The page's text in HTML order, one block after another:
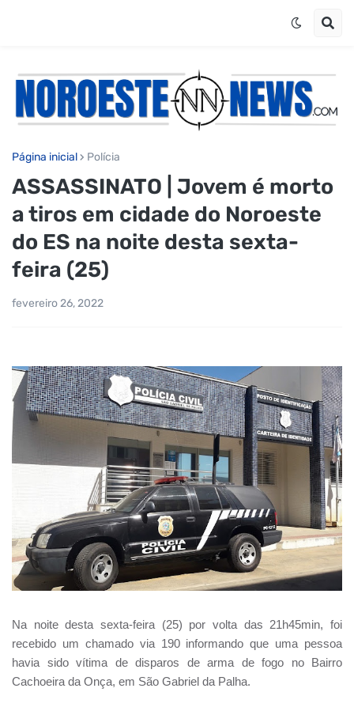
Página inicial Polícia
ASSASSINATO | Jovem é morto
a tiros em cidade do Noroeste
do ES na noite desta sexta-
feira (25)
fevereiro 26, 2022
Na noite desta sexta-feira (25) por volta das 21h45min, foi
recebido um chamado via 190 informando que uma pessoa
havia sido vítima de disparos de arma de fogo no Bairro
Cachoeira da Onça, em São Gabriel da Palha.